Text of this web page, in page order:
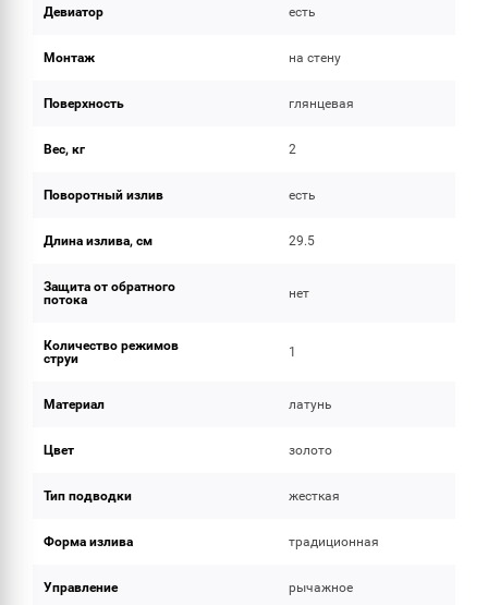
Девиатор есть
Монтаж на стену
Поверхность глянцевая
Вес, кг 2
Поворотный излив есть
Длина излива, см 29.5
Защита от обратного
потока
нет
Количество режимов
струи
1
Материал латунь
Цвет золото
Тип подводки жесткая
Форма излива традиционная
Управление рычажное